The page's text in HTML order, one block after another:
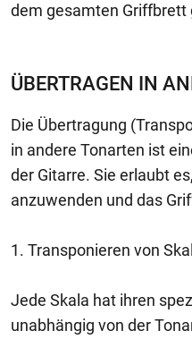
dem gesamten Griffbrett
ÜBERTRAGEN IN
Die Übertragung
in andere Tonarten ist
der Gitarre. Sie erlaubt
anzuwenden und das
1. Transponieren von
Jede Skala hat ihren
unabhängig von der